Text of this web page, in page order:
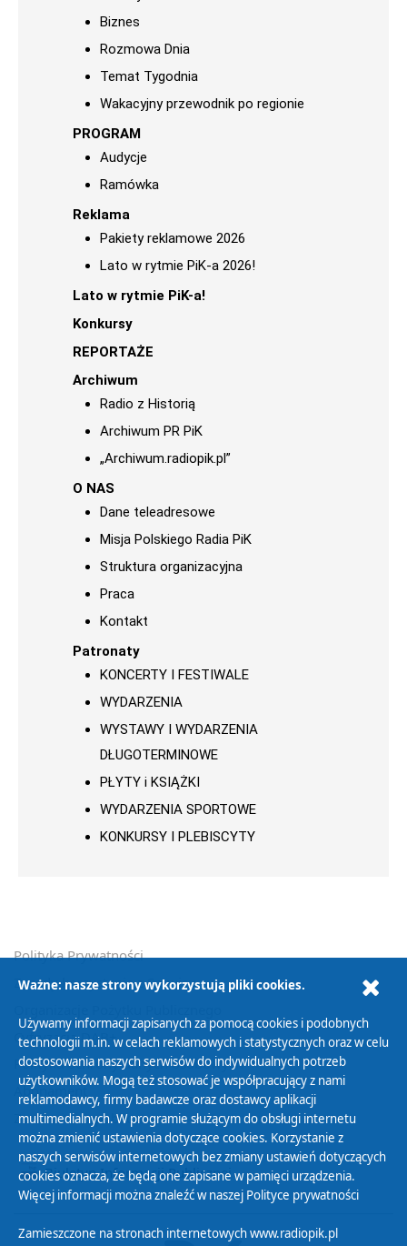
Biznes
Rozmowa Dnia
Temat Tygodnia
Wakacyjny przewodnik po regionie
PROGRAM
Audycje
Ramówka
Reklama
Pakiety reklamowe 2026
Lato w rytmie PiK-a 2026!
Lato w rytmie PiK-a!
Konkursy
REPORTAŻE
Archiwum
Radio z Historią
Archiwum PR PiK
„Archiwum.radiopik.pl”
O NAS
Dane teleadresowe
Misja Polskiego Radia PiK
Struktura organizacyjna
Praca
Kontakt
Patronaty
KONCERTY I FESTIWALE
WYDARZENIA
WYSTAWY I WYDARZENIA
DŁUGOTERMINOWE
PŁYTY i KSIĄŻKI
WYDARZENIA SPORTOWE
KONKURSY I PLEBISCYTY
Polityka Prywatności
Zasady korzystania z Serwisu
Cyfryzacja DAB+
Polityka ochrony danych osobowych
Abonament
Zamówienia publiczne
Biuletyn Informacji Publicznej
Ważne: nasze strony wykorzystują pliki cookies.
Używamy informacji zapisanych za pomocą cookies i podobnych
technologii m.in. w celach reklamowych i statystycznych oraz w celu
dostosowania naszych serwisów do indywidualnych potrzeb
użytkowników. Mogą też stosować je współpracujący z nami
reklamodawcy, firmy badawcze oraz dostawcy aplikacji
multimedialnych. W programie służącym do obsługi internetu
można zmienić ustawienia dotyczące cookies. Korzystanie z
naszych serwisów internetowych bez zmiany ustawień dotyczących
cookies oznacza, że będą one zapisane w pamięci urządzenia.
Więcej informacji można znaleźć w naszej Polityce prywatności
Zamieszczone na stronach internetowych www.radiopik.pl